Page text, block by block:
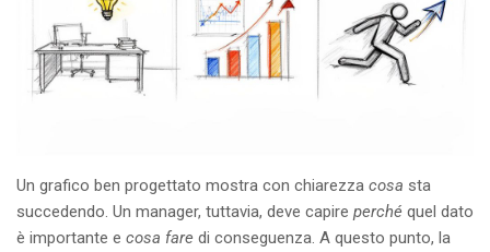
Un grafico ben progettato mostra con chiarezza cosa sta
succedendo. Un manager, tuttavia, deve capire perché quel dato
è importante e cosa fare di conseguenza. A questo punto, la